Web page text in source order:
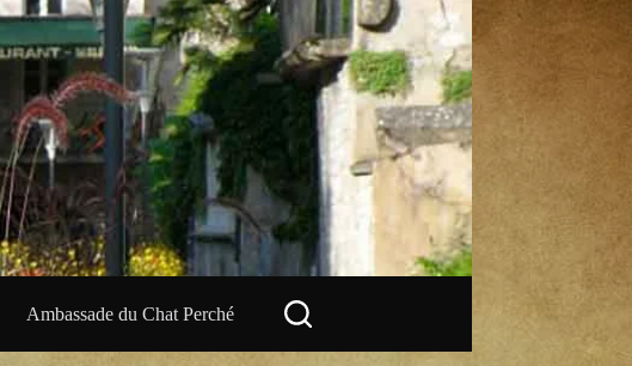
Ambassade du Chat Perché